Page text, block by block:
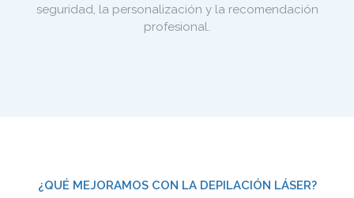
seguridad, la personalización y la recomendación
profesional.
¿QUÉ MEJORAMOS CON LA DEPILACIÓN LÁSER?